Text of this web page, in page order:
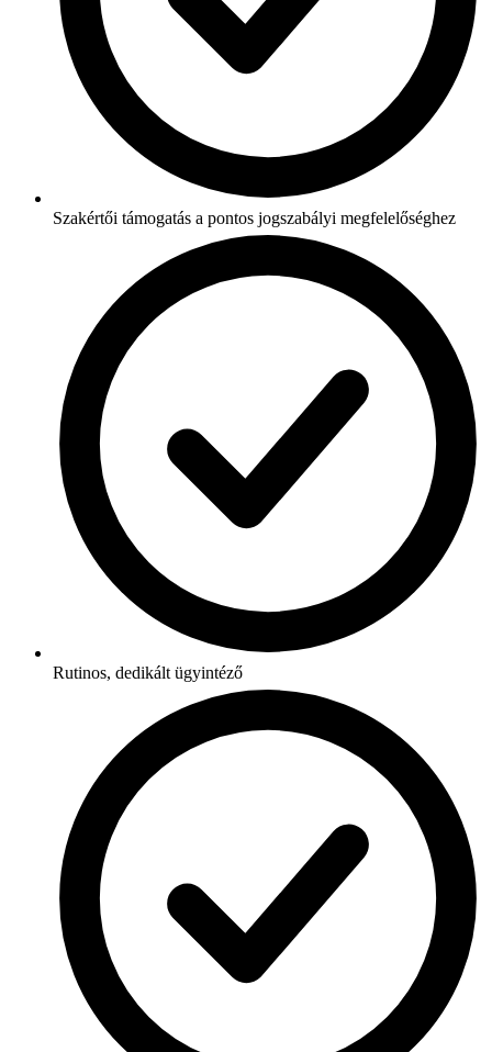
Szakértői támogatás a pontos jogszabályi megfelelőséghez
Rutinos, dedikált ügyintéző